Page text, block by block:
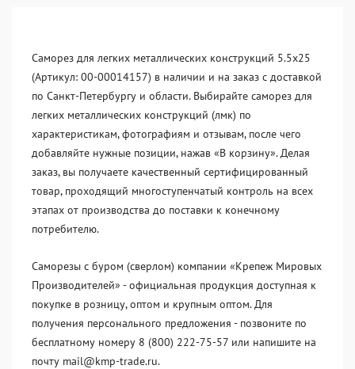
Саморез для легких металлических конструкций 5.5х25
(Артикул: 00-00014157) в наличии и на заказ с доставкой
по Санкт-Петербургу и области. Выбирайте саморез для
легких металлических конструкций (лмк) по
характеристикам, фотографиям и отзывам, после чего
добавляйте нужные позиции, нажав «В корзину». Делая
заказ, вы получаете качественный сертифицированный
товар, проходящий многоступенчатый контроль на всех
этапах от производства до поставки к конечному
потребителю.
Саморезы с буром (сверлом) компании «Крепеж Мировых
Производителей» - официальная продукция доступная к
покупке в розницу, оптом и крупным оптом. Для
получения персонального предложения - позвоните по
бесплатному номеру 8 (800) 222-75-57 или напишите на
почту mail@kmp-trade.ru.